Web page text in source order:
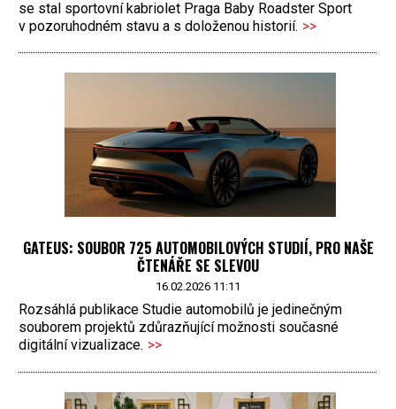
se stal sportovní kabriolet Praga Baby Roadster Sport
v pozoruhodném stavu a s doloženou historií. >>
GATEUS: SOUBOR 725 AUTOMOBILOVÝCH STUDIÍ, PRO NAŠE
ČTENÁŘE SE SLEVOU
16.02.2026 11:11
Rozsáhlá publikace Studie automobilů je jedinečným
souborem projektů zdůrazňující možnosti současné
digitální vizualizace. >>